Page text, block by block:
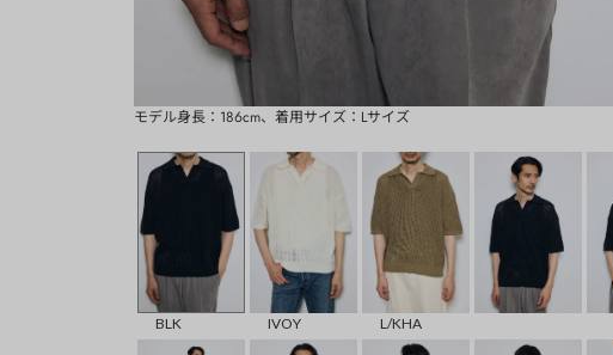
モデル身長：186cm、着用サイズ：Lサイズ
BLK IVOY L/KHA